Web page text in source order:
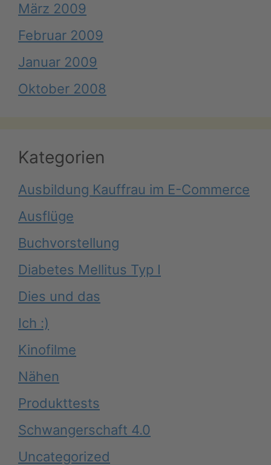
März 2009
Februar 2009
Januar 2009
Oktober 2008
Kategorien
Ausbildung Kauffrau im E-Commerce
Ausflüge
Buchvorstellung
Diabetes Mellitus Typ I
Dies und das
Ich :)
Kinofilme
Nähen
Produkttests
Schwangerschaft 4.0
Uncategorized